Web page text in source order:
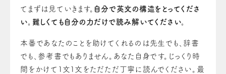
てまずは見ていきます。 自分で英文の構造をとってくださ
い。難しくても自分の力だけで読み解いてください。
本番であなたのことを助けてくれるのは先生でも、辞書
でも、参考書でもありません。あなた自身です。じっくり時
間をかけて１文１文をただただ丁寧に読んでください。最